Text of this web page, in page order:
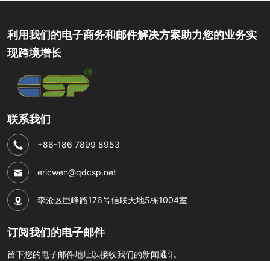
利用我们的电子商务和邮件解决方案助力您的业务实
现跨境增长
联系我们
+86-186 7899 8953
ericwen@qdcsp.net
李沧区巨峰路176号信联天地5栋1004室
订阅我们的电子邮件
留下您的电子邮件地址以接收我们的新闻通讯